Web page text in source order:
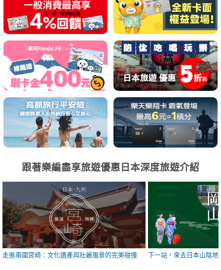
跟著樂編盡享旅遊優惠日本深度旅遊介紹
走進南國宮崎：文化遺產與壯麗風景的完美碰撞 下一站，來去日本山陰地